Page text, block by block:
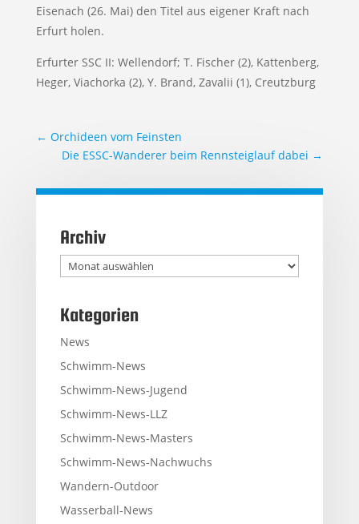
Eisenach (26. Mai) den Titel aus eigener Kraft nach
Erfurt holen.
Erfurter SSC II: Wellendorf; T. Fischer (2), Kattenberg,
Heger, Viachorka (2), Y. Brand, Zavalii (1), Creutzburg
← Orchideen vom Feinsten
Die ESSC-Wanderer beim Rennsteiglauf dabei →
Archiv
Archiv
Kategorien
News
Schwimm-News
Schwimm-News-Jugend
Schwimm-News-LLZ
Schwimm-News-Masters
Schwimm-News-Nachwuchs
Wandern-Outdoor
Wasserball-News